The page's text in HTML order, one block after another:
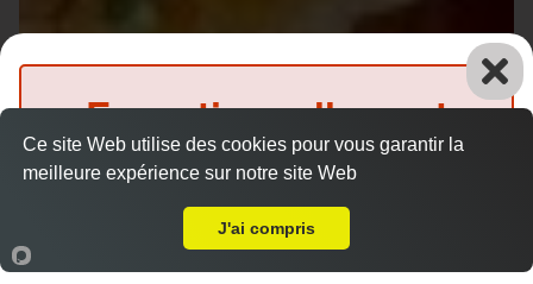
Accueil Panier Compte
Exceptionnellement
fermé
(Précommande possible)
Ce site Web utilise des cookies pour vous garantir la
meilleure expérience sur notre site Web
J'ai compris